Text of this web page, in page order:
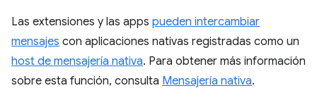
Las extensiones y las apps pueden intercambiar
mensajes con aplicaciones nativas registradas como un
host de mensajería nativa. Para obtener más información
sobre esta función, consulta Mensajería nativa.